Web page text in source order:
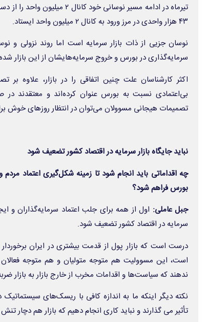
۴۳ هزار واحدی در مرز ورود به کانال ۲ میلیون واحد ایستاد.
نوسان جزیی از ذات بازار سرمایه است اما روند نزولی و
سرمایه‌گذاری در بورس و خروج سرمایه‌هایشان از این بازار
اکثر کارشناسان علت چنین اتفاقی را در بازار، علاوه
بی‌اعتمادی نسبت به بورس عنوان کرده‌اند و معتقدند در
تصمیمات هیجانی مسوولان می‌توان در انتظار روزهای خوش
نباید جایگاه بازار سرمایه در اقتصاد کشور تضعیف شود
چه اقداماتی باید انجام شود تا زمینه شکل‌گیری اعتماد
بورس فراهم شود؟
جبل عاملی: اول از همه برای جلب اعتماد سرمایه‌گذاران و
سرمایه در اقتصاد کشور تضعیف شود.
است، این مسوولیت هم متوجه متولیان و هم متوجه فعالان
ندهند که سیاست‌ها و اقدامات مخرب از خارج بازار به بازار
نکته دیگر اینکه ما به اندازه کافی با ریسک‌های
تأثیر می گذارند و نباید کاری انجام دهیم که بازار هم دچار